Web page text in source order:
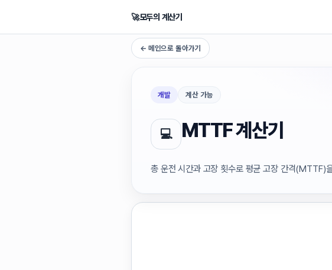
🚀모두의 계산기
← 메인으로 돌아가기
개발 계산 가능
💻 MTTF 계산기
총 운전 시간과 고장 횟수로 평균 고장 간격(MTTF)